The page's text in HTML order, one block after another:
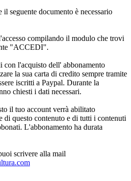
seguente documento è necessario
compilando il modulo che trovi
"ACCEDI".
con l'acquisto dell' abbonamento
la sua carta di credito sempre tramite
iscritti a Paypal. Durante la
chiesti i dati necessari.
il tuo account verrà abilitato
di questo contenuto e di tutti i contenuti
L'abbonamento ha durata
scrivere alla mail